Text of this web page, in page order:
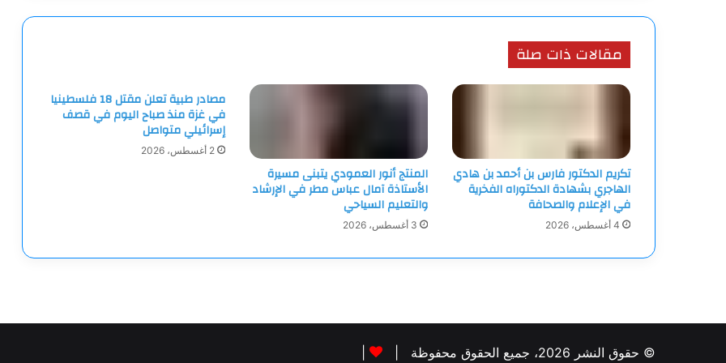
مقالات ذات صلة
تكريم الدكتور فارس بن أحمد بن هادي
الهاجري بشهادة الدكتوراه الفخرية
في الإعلام والصحافة
4 أغسطس، 2026
المنتج أنور العمودي يتبنى مسيرة
الأستاذة آمال عباس مطر في الإرشاد
والتعليم السياحي
3 أغسطس، 2026
مصادر طبية تعلن مقتل 18 فلسطينيا
في غزة منذ صباح اليوم في قصف
إسرائيلي متواصل
2 أغسطس، 2026
© حقوق النشر 2026، جميع الحقوق محفوظة |